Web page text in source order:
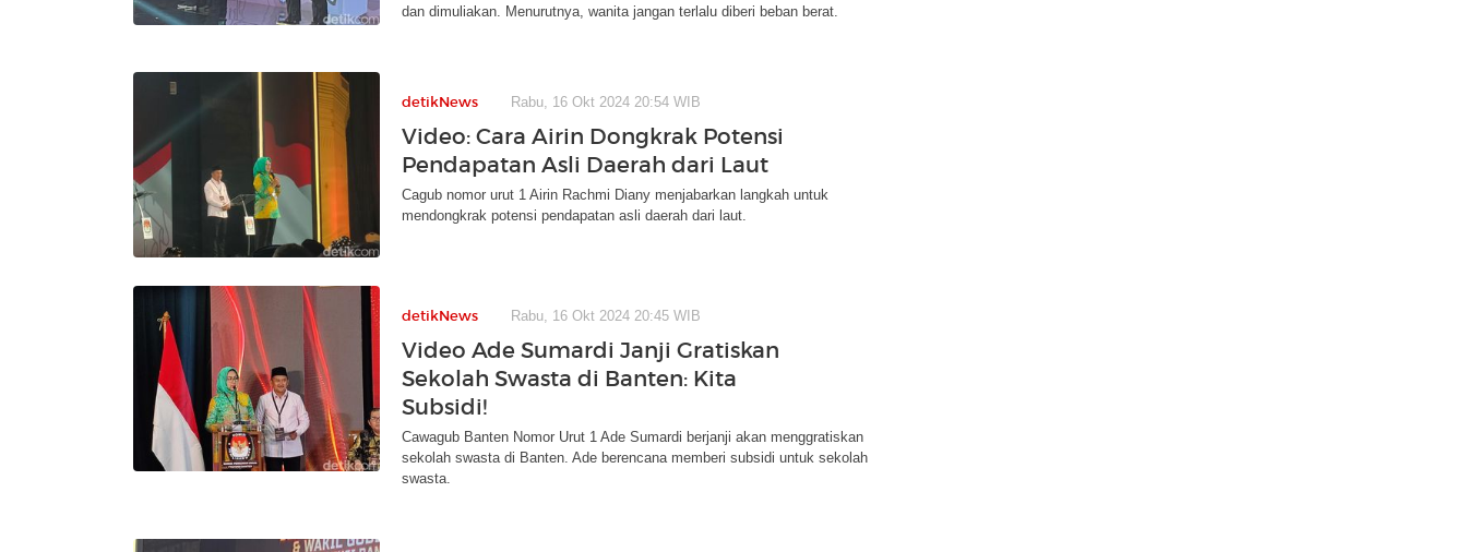
dan dimuliakan. Menurutnya, wanita jangan terlalu diberi beban berat.
detikNews Rabu, 16 Okt 2024 20:54 WIB
Video: Cara Airin Dongkrak Potensi
Pendapatan Asli Daerah dari Laut
Cagub nomor urut 1 Airin Rachmi Diany menjabarkan langkah untuk
mendongkrak potensi pendapatan asli daerah dari laut.
detikNews Rabu, 16 Okt 2024 20:45 WIB
Video Ade Sumardi Janji Gratiskan
Sekolah Swasta di Banten: Kita
Subsidi!
Cawagub Banten Nomor Urut 1 Ade Sumardi berjanji akan menggratiskan
sekolah swasta di Banten. Ade berencana memberi subsidi untuk sekolah
swasta.